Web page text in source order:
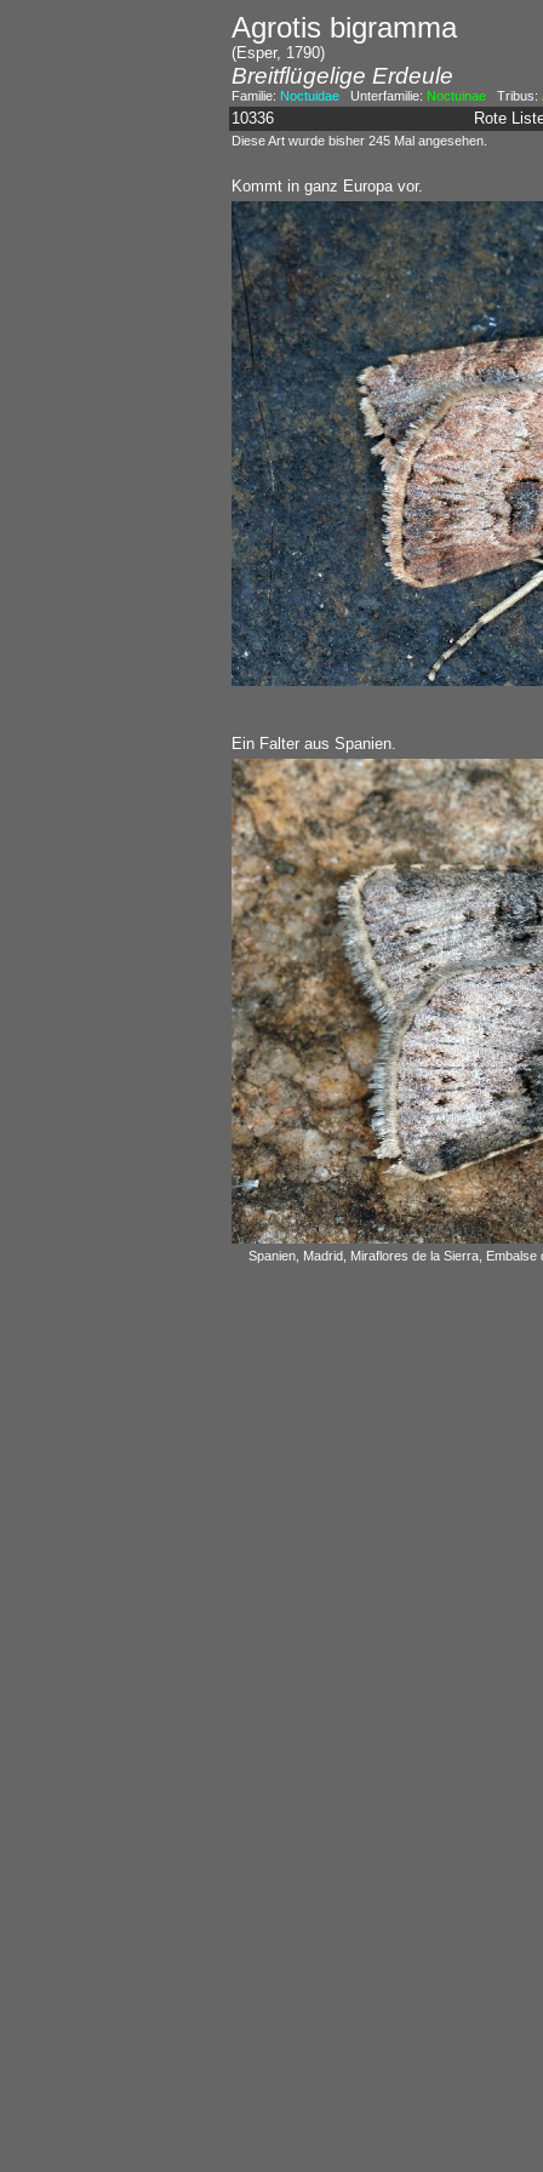
Agrotis bigramma
(Esper, 1790)
Breitflügelige Erdeule
Familie: NoctuidaeUnterfamilie: NoctuinaeTribus:
10336 Rote
Diese Art wurde bisher 245 Mal angesehen.
Kommt in ganz Europa vor.
Ein Falter aus Spanien.
Spanien, Madrid, Miraflores de la Sierra,